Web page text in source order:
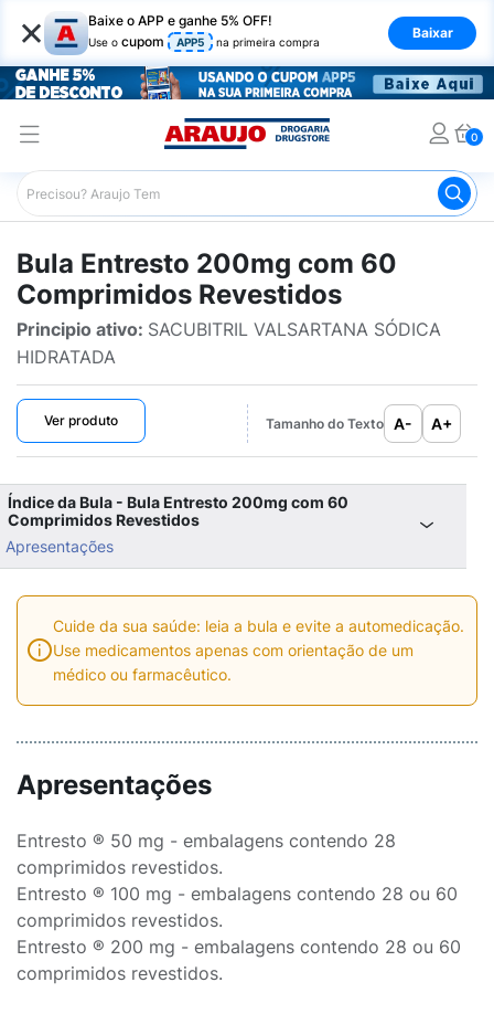
× Baixe o APP e ganhe 5% OFF!
Use o cupom APP5 na primeira compra
Baixar
0
Araujo Bulário Araujo Entresto 200mg com 60
Bula Entresto 200mg com 60
Comprimidos Revestidos
Principio ativo: SACUBITRIL VALSARTANA SÓDICA
HIDRATADA
Ver produto Tamanho do Texto A- A+
Índice da Bula - Bula Entresto 200mg com 60
Comprimidos Revestidos
Apresentações
Cuide da sua saúde: leia a bula e evite a automedicação.
Use medicamentos apenas com orientação de um
médico ou farmacêutico.
Apresentações
Entresto ® 50 mg - embalagens contendo 28
comprimidos revestidos.
Entresto ® 100 mg - embalagens contendo 28 ou 60
comprimidos revestidos.
Entresto ® 200 mg - embalagens contendo 28 ou 60
comprimidos revestidos.